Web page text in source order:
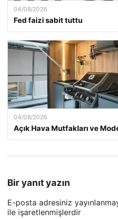
04/08/2026
Fed faizi sabit tuttu
04/08/2026
Açık Hava Mutfakları ve
Bir yanıt yazın
E-posta adresiniz
ile işaretlenmişlerdir